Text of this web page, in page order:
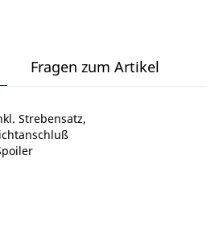
Fragen zum Artikel
Strebensatz,